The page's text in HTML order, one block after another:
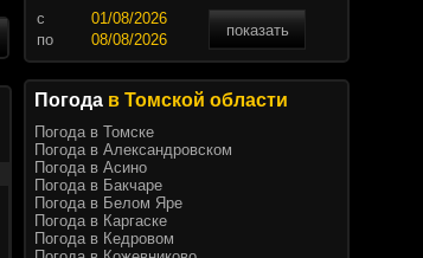
c
показать
по
Погода в Томской области
Погода в Томске
Погода в Александровском
Погода в Асино
Погода в Бакчаре
Погода в Белом Яре
Погода в Каргаске
Погода в Кедровом